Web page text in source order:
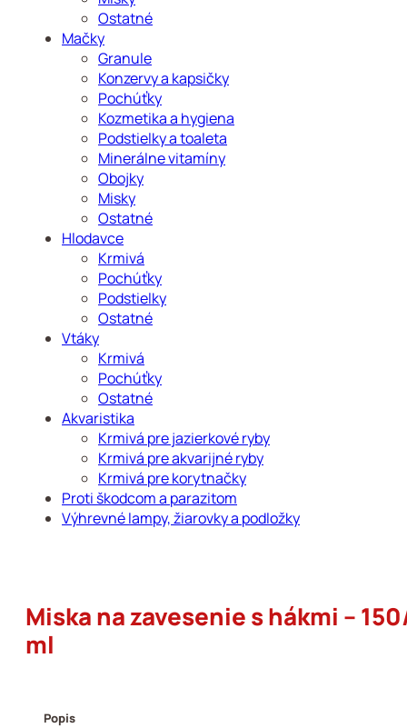
Ostatné
Mačky
Granule
Konzervy a kapsičky
Pochúťky
Kozmetika a hygiena
Podstielky a toaleta
Minerálne vitamíny
Obojky
Misky
Ostatné
Hlodavce
Krmivá
Pochúťky
Podstielky
Ostatné
Vtáky
Krmivá
Pochúťky
Ostatné
Akvaristika
Krmivá pre jazierkové ryby
Krmivá pre akvarijné ryby
Krmivá pre korytnačky
Proti škodcom a parazitom
Výhrevné lampy, žiarovky a podložky
Miska na zavesenie s hákmi –
ml
Popis